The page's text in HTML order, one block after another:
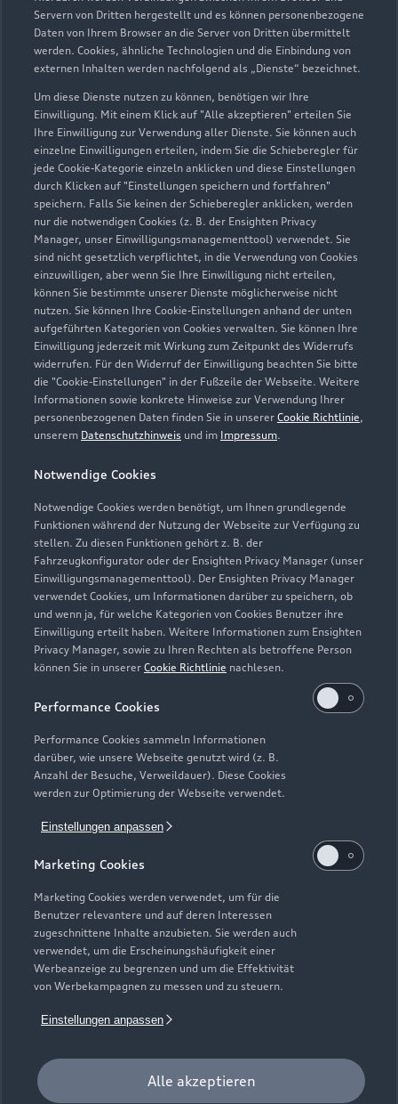
Servern von Dritten hergestellt und es können personenbezogene
Daten von Ihrem Browser an die Server von Dritten übermittelt
werden. Cookies, ähnliche Technologien und die Einbindung von
externen Inhalten werden nachfolgend als „Dienste“ bezeichnet.
Um diese Dienste nutzen zu können, benötigen wir Ihre
Einwilligung. Mit einem Klick auf "Alle akzeptieren" erteilen Sie
Ihre Einwilligung zur Verwendung aller Dienste. Sie können auch
einzelne Einwilligungen erteilen, indem Sie die Schieberegler für
jede Cookie-Kategorie einzeln anklicken und diese Einstellungen
durch Klicken auf "Einstellungen speichern und fortfahren"
speichern. Falls Sie keinen der Schieberegler anklicken, werden
nur die notwendigen Cookies (z. B. der Ensighten Privacy
Manager, unser Einwilligungsmanagementtool) verwendet. Sie
sind nicht gesetzlich verpflichtet, in die Verwendung von Cookies
einzuwilligen, aber wenn Sie Ihre Einwilligung nicht erteilen,
können Sie bestimmte unserer Dienste möglicherweise nicht
nutzen. Sie können Ihre Cookie-Einstellungen anhand der unten
aufgeführten Kategorien von Cookies verwalten. Sie können Ihre
Einwilligung jederzeit mit Wirkung zum Zeitpunkt des Widerrufs
widerrufen. Für den Widerruf der Einwilligung beachten Sie bitte
die "Cookie-Einstellungen" in der Fußzeile der Webseite. Weitere
Informationen sowie konkrete Hinweise zur Verwendung Ihrer
personenbezogenen Daten finden Sie in unserer Cookie Richtlinie,
unserem Datenschutzhinweis und im Impressum.
Notwendige Cookies
Notwendige Cookies werden benötigt, um Ihnen grundlegende
Funktionen während der Nutzung der Webseite zur Verfügung zu
stellen. Zu diesen Funktionen gehört z. B. der
Fahrzeugkonfigurator oder der Ensighten Privacy Manager (unser
Einwilligungsmanagementtool). Der Ensighten Privacy Manager
verwendet Cookies, um Informationen darüber zu speichern, ob
und wenn ja, für welche Kategorien von Cookies Benutzer ihre
Einwilligung erteilt haben. Weitere Informationen zum Ensighten
Privacy Manager, sowie zu Ihren Rechten als betroffene Person
können Sie in unserer Cookie Richtlinie nachlesen.
Performance Cookies
Performance Cookies sammeln Informationen
darüber, wie unsere Webseite genutzt wird (z. B.
Anzahl der Besuche, Verweildauer). Diese Cookies
werden zur Optimierung der Webseite verwendet.
Einstellungen anpassen
Marketing Cookies
Marketing Cookies werden verwendet, um für die
Benutzer relevantere und auf deren Interessen
zugeschnittene Inhalte anzubieten. Sie werden auch
verwendet, um die Erscheinungshäufigkeit einer
Werbeanzeige zu begrenzen und um die Effektivität
von Werbekampagnen zu messen und zu steuern.
Einstellungen anpassen
Alle akzeptieren
Eichleitnerstraße 11
86199 Augsburg
0821 570470
audiaugsburg@schwaba.de
Kontaktdaten herunterladen
Öffnungszeiten
Verkauf
Geöffnet bis18:00
Service
Geöffnet bis18:00
Bitte beachten Sie, dass außerhalb der gesetzlichen
Probefahrt erfolgen kann.
Zurück nach oben
Modelle
Elektromodelle
Plug-in-Hybride
Neuwagensuche
Gebrauchtwagensuche
Geschäftskunden
Service & Zubehör
Saisonale Angebote
Audi Services
Garantie
Audi digital services
myAudi
Support
Audi Code
Häufige Fragen (FAQ)
Audi Online Beratung
Online-Terminvereinbarung
Servicekontakt
Bordbuch & Bedienungsanleitungen
Über Audi
Unternehmen
Karriere
Investor Relations
Audi erleben
© 2026 AUDI AG. Alle Rechte vorbehalten
Impressum Rechtliches
Cookie-Richtlinie
Digital Services Act
EU Data Act